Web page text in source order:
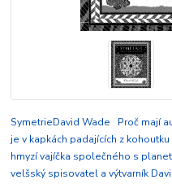
SymetrieDavid Wade Proč mají
je v kapkách padajících z
hmyzí vajíčka společného s
velšský spisovatel a výtvarník